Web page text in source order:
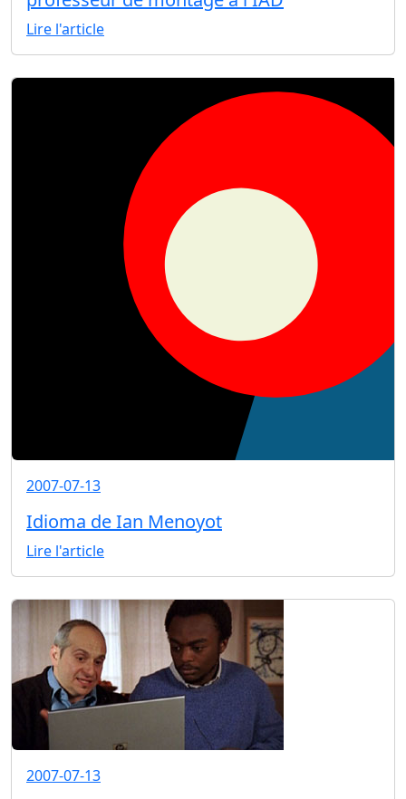
Lire l'article
2007-07-13
Idioma de Ian Menoyot
Lire l'article
2007-07-13